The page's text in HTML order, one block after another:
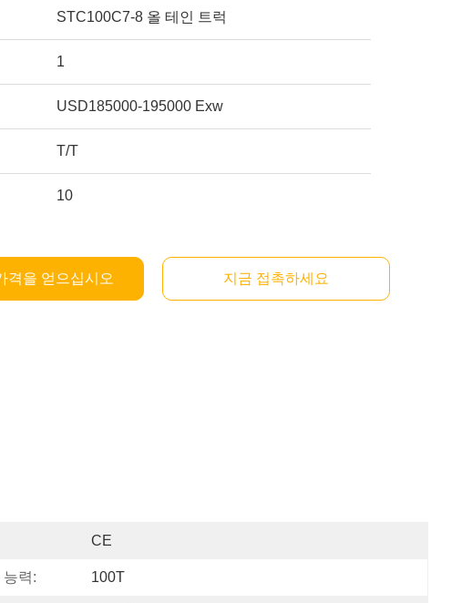
STC100C7-8 올 테인 트럭
1
USD185000-195000 Exw
T/T
10
격을 얻으십시오 지금 접촉하세요
CE
능력: 100T